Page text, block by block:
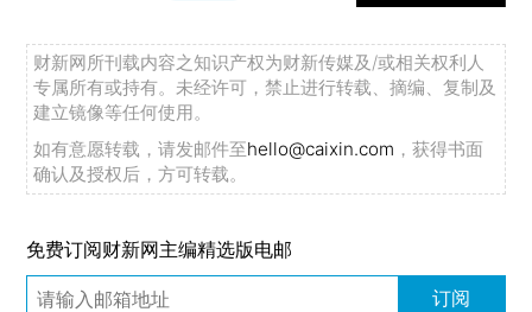
财新网所刊载内容之知识产权为财新传媒及/或相关权利人
专属所有或持有。未经许可，禁止进行转载、摘编、复制及
建立镜像等任何使用。
如有意愿转载，请发邮件至hello@caixin.com ，获得书面
确认及授权后，方可转载。
免费订阅财新网主编精选版电邮
订阅